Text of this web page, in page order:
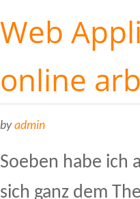
Web
online
byadmin
Soeben habe ich
sich ganz dem